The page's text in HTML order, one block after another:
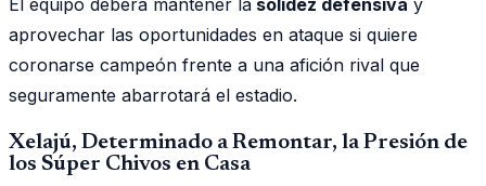
aprovechar las oportunidades en ataque si quiere
coronarse campeón frente a una afición rival que
seguramente abarrotará el estadio.
Xelajú, Determinado a Remontar, la Presión de
los Súper Chivos en Casa